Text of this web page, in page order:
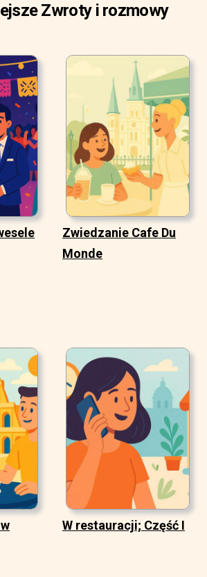
Zwroty i rozmowy
Zwiedzanie Cafe Du
Monde
W restauracji; Część I